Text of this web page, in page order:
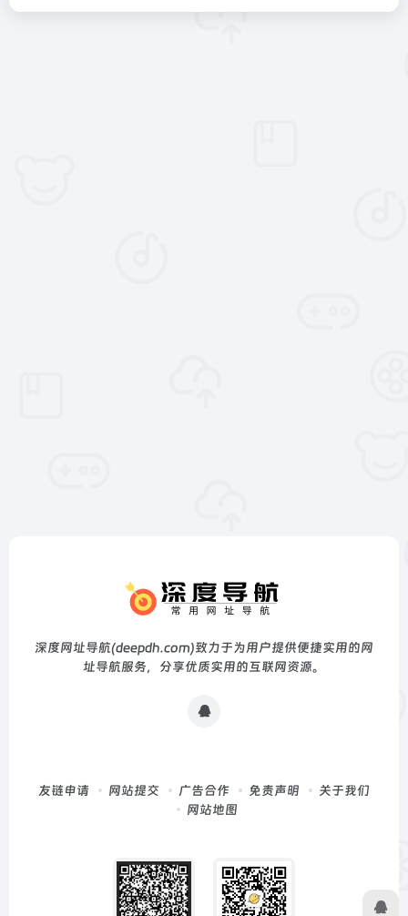
深度网址导航(deepdh.com)致力于为用户提供便捷实用的网
址导航服务，分享优质实用的互联网资源。
友链申请 网站提交 广告合作 免责声明
关于我们
网站地图